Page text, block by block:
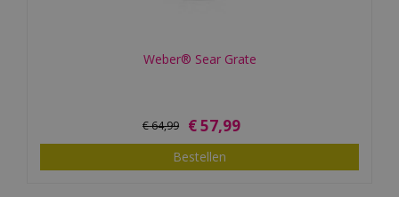
Weber® Sear Grate
€64,99 €57,99
Bestellen